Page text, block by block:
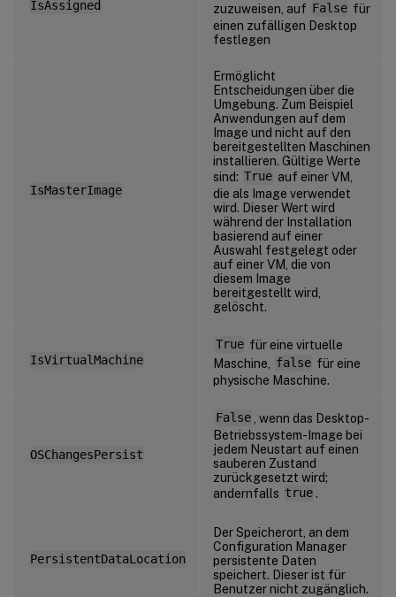
IsAssigned
zuzuweisen, auf False für
einen zufälligen Desktop
festlegen
IsMasterImage
Ermöglicht
Entscheidungen über die
Umgebung. Zum Beispiel
Anwendungen auf dem
Image und nicht auf den
bereitgestellten Maschinen
installieren. Gültige Werte
sind: True auf einer VM,
die als Image verwendet
wird. Dieser Wert wird
während der Installation
basierend auf einer
Auswahl festgelegt oder
auf einer VM, die von
diesem Image
bereitgestellt wird,
gelöscht.
IsVirtualMachine
True für eine virtuelle
Maschine,
false für eine
physische Maschine.
OSChangesPersist
False , wenn das Desktop-
Betriebssystem-Image bei
jedem Neustart auf einen
sauberen Zustand
zurückgesetzt wird;
andernfalls true.
PersistentDataLocation
Der Speicherort, an dem
Configuration Manager
persistente Daten
speichert. Dieser ist für
Benutzer nicht zugänglich.